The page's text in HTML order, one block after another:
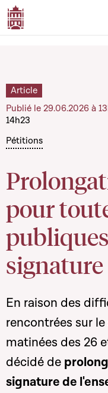
Pétitions
pour
signature
Article
Publié le 29.06.2026 à
14h23
En raison des
rencontrées sur
matinées des 26
décidé de
signature de